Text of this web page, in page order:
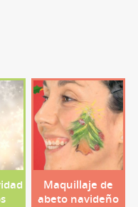
Maquillaje de
abeto navideño